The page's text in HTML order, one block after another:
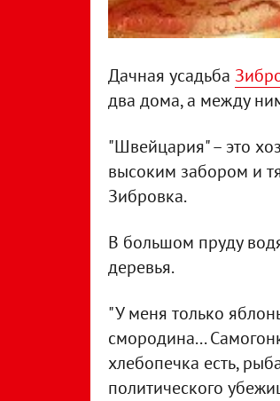
Дачная усадьба
два дома, а между
"Швейцария" – это
высоким забором и
Зибровка.
В большом пруду
деревья.
"У меня только
смородина...
хлебопечка есть,
политического